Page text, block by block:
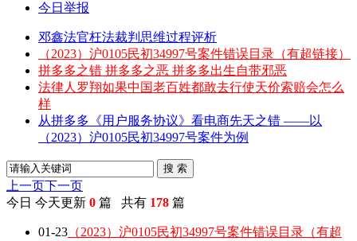
今日举报
邓鑫法官枉法裁判思维过程评析
（2023）沪0105民初34997号案件错误目录（有超链接）
拼多多之错 拼多多之恶 拼多多出生自带邪恶
法律人罗翔如果中国老百姓都敢去行使天价索赔会怎么
样
从拼多多《用户服务协议》看电商先天之错 ——以
（2023）沪0105民初34997号案件为例
搜 索
上一页下一页
今日 今天更新 0 篇 共有 178 篇
01-23 （2023）沪0105民初34997号案件错误目录（有超